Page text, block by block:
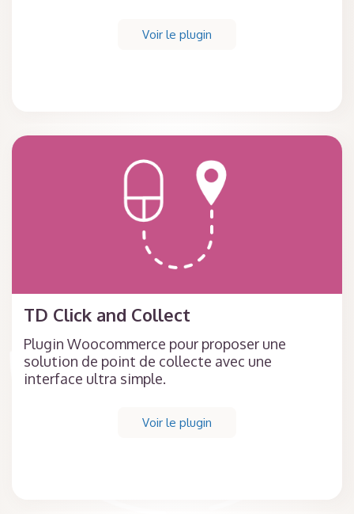
Voir le plugin
TD Click and Collect
Plugin Woocommerce pour proposer une
solution de point de collecte avec une
interface ultra simple.
Voir le plugin